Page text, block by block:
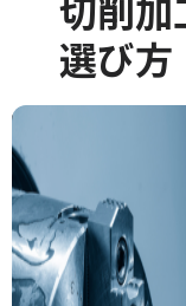
切削加
選び方